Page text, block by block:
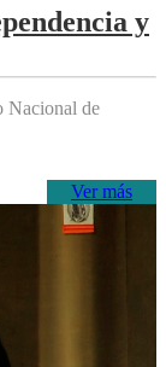
y
Nacional de
Ver más